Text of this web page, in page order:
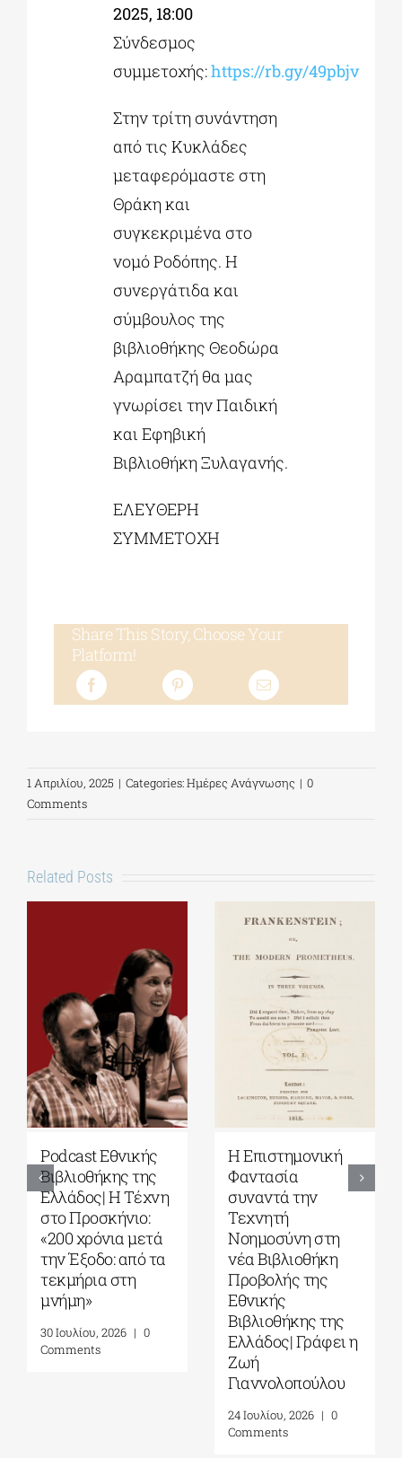
2025, 18:00
Σύνδεσμος
συμμετοχής:https://rb.gy/49pbjv
Στην τρίτη συνάντηση
από τις Κυκλάδες
μεταφερόμαστε στη
Θράκη και
συγκεκριμένα στο
νομό Ροδόπης. Η
συνεργάτιδα και
σύμβουλος της
βιβλιοθήκης Θεοδώρα
Αραμπατζή θα μας
γνωρίσει την Παιδική
και Εφηβική
Βιβλιοθήκη Ξυλαγανής.
ΕΛΕΥΘΕΡΗ
ΣΥΜΜΕΤΟΧΗ
Share This Story, Choose Your
Platform!
1 Απριλίου, 2025 | Categories:Ημέρες Ανάγνωσης | 0
Comments
Related Posts
Η Επιστημονική
Φαντασία
συναντά την
Τεχνητή
Νοημοσύνη στη
νέα Βιβλιοθήκη
Προβολής της
Εθνικής
Ελλάδος| Γράφει η
Ζωή
Εκδόσεις
Γιάνης
Βαρουφάκης: Την
ψυχή ψηλά:
γυναίκες που μου
δίδαξαν την
αντίσταση στον
φασισμό, στον
αυταρχισμό και
στον σοβινιστή
5 Αυγούστου, 2026
Comments